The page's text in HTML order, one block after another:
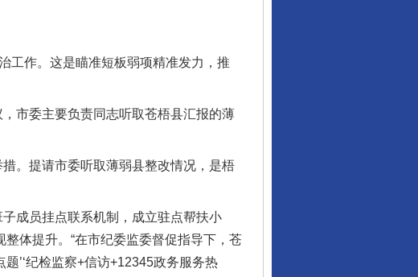
作。这是瞄准短板弱项精准发力，推
市委主要负责同志听取苍梧县汇报的薄
。提请市委听取薄弱县整改情况，是梧
成员挂点联系机制，成立驻点帮扶小
整体提升。“在市纪委监委督促指导下，苍
’‘纪检监察+信访+12345政务服务热